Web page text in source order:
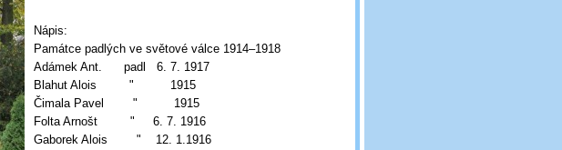
Nápis:
Památce padlých ve světové válce 1914–1918
Adámek Ant. padl 6. 7. 1917
Blahut Alois " 1915
Čimala Pavel " 1915
Folta Arnošt " 6. 7. 1916
Gaborek Alois " 12. 1.1916